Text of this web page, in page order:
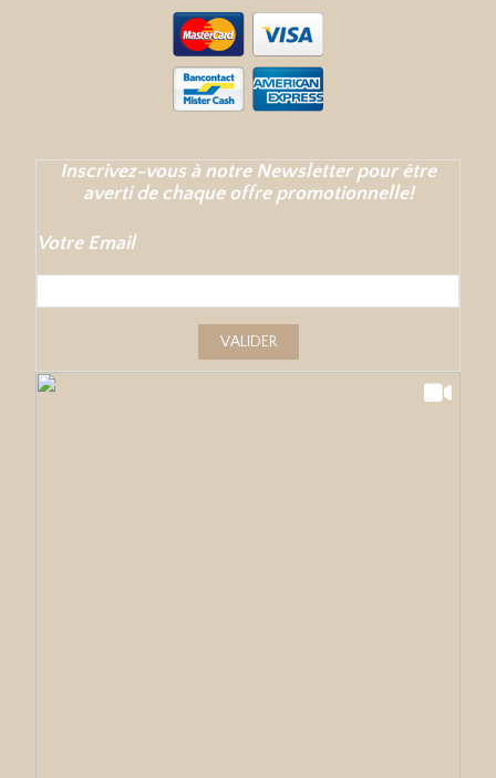
Inscrivez-vous à notre Newsletter pour être
averti de chaque offre promotionnelle!
Votre Email
VALIDER